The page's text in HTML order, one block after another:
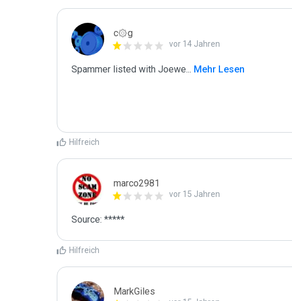
c۞g
vor 14 Jahren
Spammer listed with Joewe... Mehr Lesen
Hilfreich
marco2981
vor 15 Jahren
Source: *****
Hilfreich
MarkGiles